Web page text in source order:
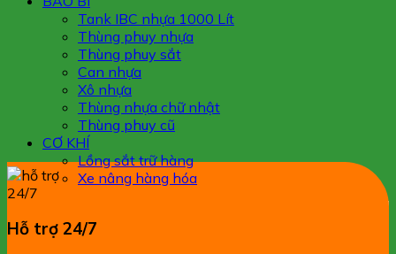
Tank IBC nhựa 1000 Lít
Thùng phuy nhựa
Thùng phuy sắt
Can nhựa
Xô nhựa
Thùng nhựa chữ nhật
Thùng phuy cũ
CƠ KHÍ
Lồng sắt trữ hàng
Xe nâng hàng hóa
Hỗ trợ 24/7